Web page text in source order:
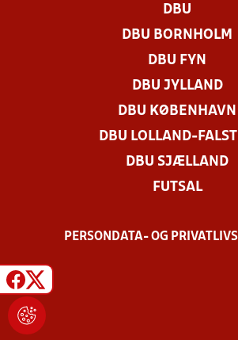
DBU
DBU BORNHOLM
DBU FYN
DBU JYLLAND
DBU KØBENHAVN
DBU LOLLAND-
DBU SJÆLLAND
FUTSAL
PERSONDATA- OG